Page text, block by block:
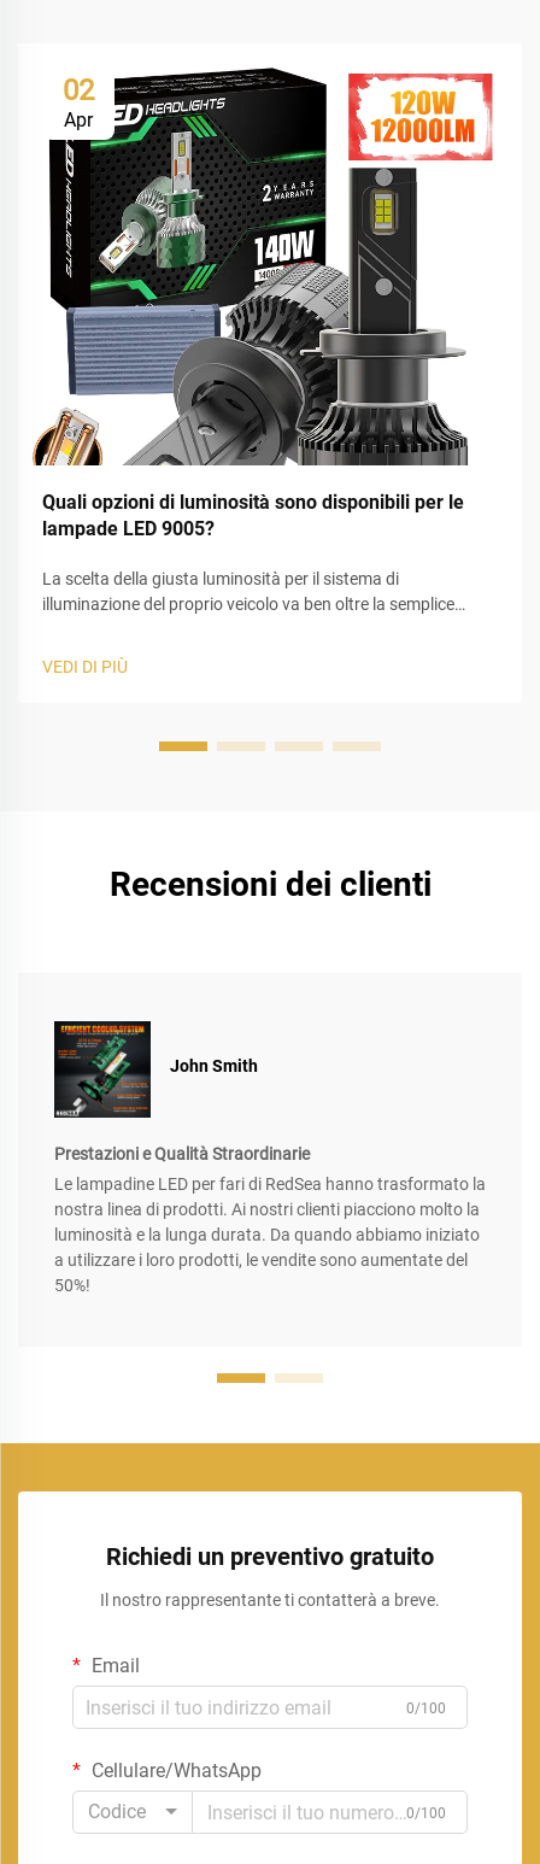
02
Apr
Quali opzioni di luminosità sono disponibili per le
lampade LED 9005?
La scelta della giusta luminosità per il sistema di
illuminazione del proprio veicolo va ben oltre la semplice
qualità di esperti nell’illuminazione automobilistica,
VEDI DI PIÙ
Recensioni dei clienti
John Smith
Prestazioni e Qualità Straordinarie
Le lampadine LED per fari di RedSea hanno trasformato la
nostra linea di prodotti. Ai nostri clienti piacciono molto la
luminosità e la lunga durata. Da quando abbiamo iniziato
a utilizzare i loro prodotti, le vendite sono aumentate del
50%!
Richiedi un preventivo gratuito
Il nostro rappresentante ti contatterà a breve.
Email
0/100
Cellulare/WhatsApp
Codice
0/100